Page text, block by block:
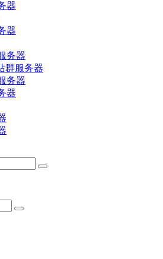
器
器
务器
群服务器
务器
器